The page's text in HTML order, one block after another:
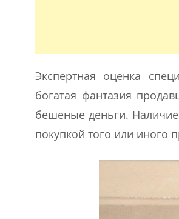
Экспертная оценка
богатая фантазия
бешеные деньги.
покупкой того или иного